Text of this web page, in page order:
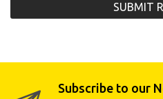
SUBMIT
Subscribe to our